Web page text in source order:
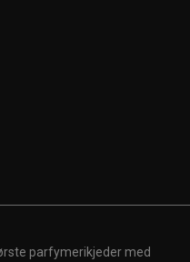
parfymerikjeder med